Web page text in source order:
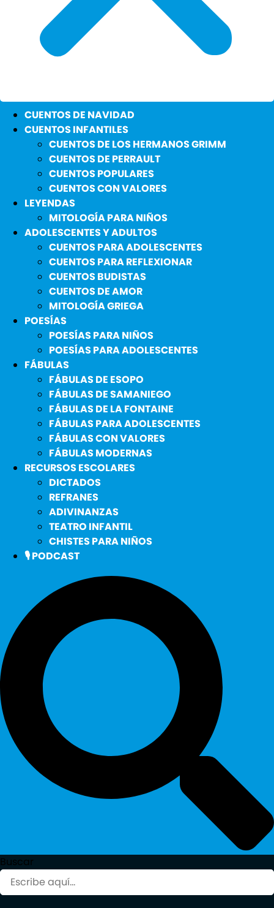
CUENTOS DE NAVIDAD
CUENTOS INFANTILES
CUENTOS DE LOS HERMANOS GRIMM
CUENTOS DE PERRAULT
CUENTOS POPULARES
CUENTOS CON VALORES
LEYENDAS
MITOLOGÍA PARA NIÑOS
ADOLESCENTES Y ADULTOS
CUENTOS PARA ADOLESCENTES
CUENTOS PARA REFLEXIONAR
CUENTOS BUDISTAS
CUENTOS DE AMOR
MITOLOGÍA GRIEGA
POESÍAS
POESÍAS PARA NIÑOS
POESÍAS PARA ADOLESCENTES
FÁBULAS
FÁBULAS DE ESOPO
FÁBULAS DE SAMANIEGO
FÁBULAS DE LA FONTAINE
FÁBULAS PARA ADOLESCENTES
FÁBULAS CON VALORES
FÁBULAS MODERNAS
RECURSOS ESCOLARES
DICTADOS
REFRANES
ADIVINANZAS
TEATRO INFANTIL
CHISTES PARA NIÑOS
🎙️ PODCAST
Buscar